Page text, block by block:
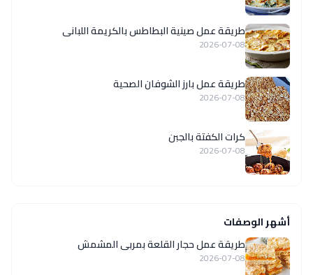
طريقة عمل صينية البطاطس بالكريمة اللبانى
2026-07-08
طريقة عمل بارز الشوفان الصحية
2026-07-08
كرات الكفتة بالجبن
2026-07-08
أشهر الوصفات
طريقة عمل حجار القلعة بمربى المشمش
2026-07-08